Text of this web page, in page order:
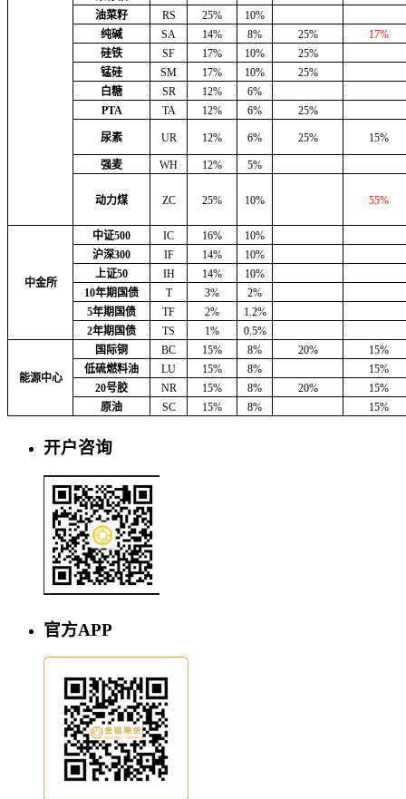
油菜籽
RS 25%
10%
纯碱
SA 14% 8% 25%
17%
硅铁
SF 17% 10%
25%
锰硅
SM 17% 10%
25%
白糖
SR 12%
6%
PTA
TA 12% 6% 25%
尿素 UR 12% 6% 25% 15%
强麦 WH 12% 5%
动力煤 ZC 25% 10% 55%
中金所
中证500 IC 16%
10%
沪深300
IF 14%
10%
上证50
IH 14%
10%
10年期国债
T 3%
2%
5年期国债
TF 2%
1.2%
2年期国债
TS 1% 0.5%
能源中心
国际铜 BC 15% 8% 20%
15%
低硫燃料油
LU 15% 8%
15%
20号胶
NR 15% 8% 20%
15%
原油
SC 15% 8% 15%
开户咨询
官方APP